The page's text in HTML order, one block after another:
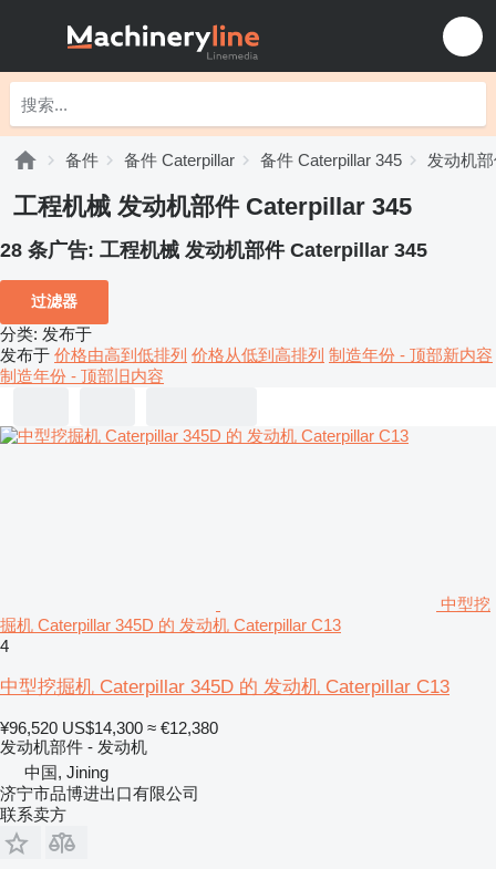
备件 备件 Caterpillar 备件 Caterpillar 345 发动机
工程机械 发动机部件 Caterpillar 345
28 条广告: 工程机械 发动机部件 Caterpillar 345
过滤器
分类: 发布于
发布于 价格由高到低排列 价格从低到高排列 制造年份 - 顶部新内容
制造年份 - 顶部旧内容
中型挖
掘机 Caterpillar 345D 的 发动机 Caterpillar C13
4
中型挖掘机 Caterpillar 345D 的 发动机 Caterpillar C13
¥96,520 US$14,300 ≈ €12,380
发动机部件 - 发动机
中国, Jining
济宁市品博进出口有限公司
联系卖方